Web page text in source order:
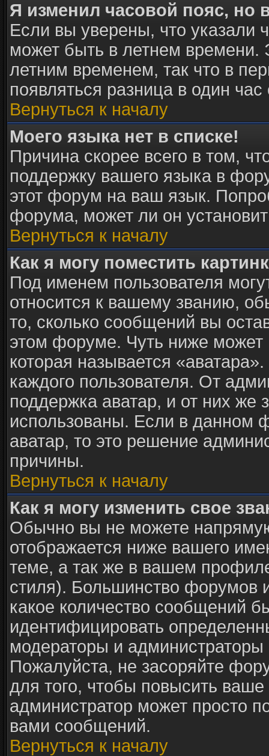
Я изменил часовой пояс, но
Если вы уверены, что указали
может быть в летнем времени.
летним временем, так что в
появляться разница в один
Вернуться к началу
Моего языка нет в списке!
Причина скорее всего в том,
поддержку вашего языка в
этот форум на ваш язык.
форума, может ли он
Вернуться к началу
Как я могу поместить
Под именем пользователя
относится к вашему званию,
то, сколько сообщений вы
этом форуме. Чуть ниже может
которая называется
каждого пользователя. От
поддержка аватар, и от них же
использованы. Если в данном
аватар, то это решение
причины.
Вернуться к началу
Как я могу изменить свое
Обычно вы не можете
отображается ниже вашего
теме, а так же в вашем
стиля). Большинство форумов
какое количество сообщений
идентифицировать
модераторы и
Пожалуйста, не засоряйте
для того, чтобы повысить
администратор может просто
вами сообщений.
Вернуться к началу